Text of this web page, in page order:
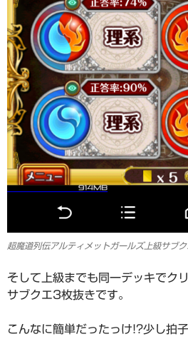
超魔道列伝アルティメットガールズ上級サブ
そして上級までも同一デッキでク
サブクエ3枚抜きです。
こんなに簡単だったっけ!?少し拍子